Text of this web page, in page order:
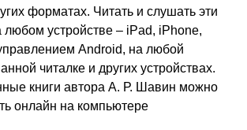
форматах. Читать и слушать эти
любом устройстве – iPad, iPhone,
Android, на любой
читалке и других устройствах.
книги автора А. Р. Шавин можно
онлайн на компьютере